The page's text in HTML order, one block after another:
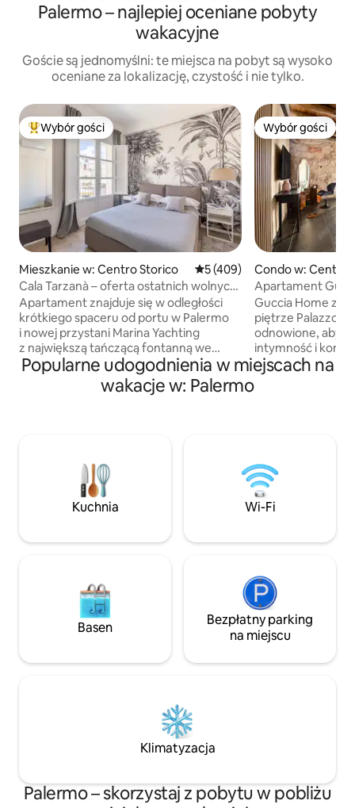
Palermo – najlepiej oceniane pobyty
wakacyjne
Goście są jednomyślni: te miejsca na pobyt są wysoko
oceniane za lokalizację, czystość i nie tylko.
Najpopularniejsze z kategorii Wybór gości
Wybór gości
Mieszkanie w: Centro Storico Średnia ocena: 5 na 5, liczba
5 (409)
Cala Tarzanà – oferta ostatnich wolnych
nocy w sierpniu
Apartament znajduje się w odległości
krótkiego spaceru od portu w Palermo
i nowej przystani Marina Yachting
z największą tańczącą fontanną we
Włoszech. Jest on częścią całkowicie
odnowionego zabytkowego budynku,
który wchodzi w skład kompleksu Reale
w odniesieniu do wszystkich atrakcji
historycznego centrum, w pobliż morza
i ma dobre połączenie z głównymi
trasami komunikacyjnymi miasta!!!!
Wybór gości
Wybór gości
Condo w: Centro
Apartament
spa
Guccia Home
piętrze Palazzo
odnowione, aby
intymność i
niewielkiej
głównych atrakcji. Sercem Guccia
Salon/kuchnia
w naczynia, małe
gospodarstwa
sofę/łóżko i
Popularne udogodnienia w miejscach na
wakacje w: Palermo
Kuchnia Wi-Fi
Basen
Bezpłatny parking
na miejscu
Klimatyzacja
Palermo – skorzystaj z pobytu w pobliżu